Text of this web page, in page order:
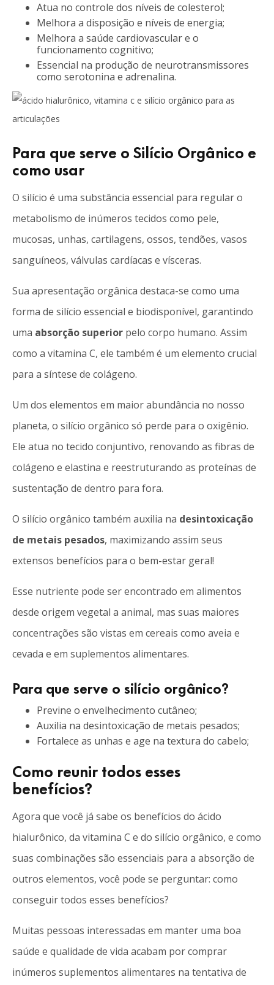
Atua no controle dos níveis de colesterol;
Melhora a disposição e níveis de energia;
Melhora a saúde cardiovascular e o
funcionamento cognitivo;
Essencial na produção de neurotransmissores
como serotonina e adrenalina.
Para que serve o Silício Orgânico e
como usar
O silício é uma substância essencial para regular o
metabolismo de inúmeros tecidos como pele,
mucosas, unhas, cartilagens, ossos, tendões, vasos
sanguíneos, válvulas cardíacas e vísceras.
Sua apresentação orgânica destaca-se como uma
forma de silício essencial e biodisponível, garantindo
uma absorção superior pelo corpo humano. Assim
como a vitamina C, ele também é um elemento crucial
para a síntese de colágeno.
Um dos elementos em maior abundância no nosso
planeta, o silício orgânico só perde para o oxigênio.
Ele atua no tecido conjuntivo, renovando as fibras de
colágeno e elastina e reestruturando as proteínas de
sustentação de dentro para fora.
O silício orgânico também auxilia na desintoxicação
de metais pesados, maximizando assim seus
extensos benefícios para o bem-estar geral!
Esse nutriente pode ser encontrado em alimentos
desde origem vegetal a animal, mas suas maiores
concentrações são vistas em cereais como aveia e
cevada e em suplementos alimentares.
Para que serve o silício orgânico?
Previne o envelhecimento cutâneo;
Auxilia na desintoxicação de metais pesados;
Fortalece as unhas e age na textura do cabelo;
Como reunir todos esses
benefícios?
Agora que você já sabe os benefícios do ácido
hialurônico, da vitamina C e do silício orgânico, e como
suas combinações são essenciais para a absorção de
outros elementos, você pode se perguntar: como
conseguir todos esses benefícios?
Muitas pessoas interessadas em manter uma boa
saúde e qualidade de vida acabam por comprar
inúmeros suplementos alimentares na tentativa de